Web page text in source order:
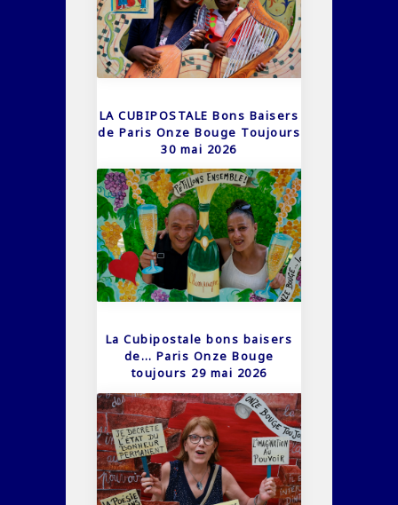
LA CUBIPOSTALE Bons Baisers
de Paris Onze Bouge Toujours
30 mai 2026
La Cubipostale bons baisers
de… Paris Onze Bouge
toujours 29 mai 2026